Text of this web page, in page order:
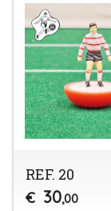
REF. 20
€ 30,00